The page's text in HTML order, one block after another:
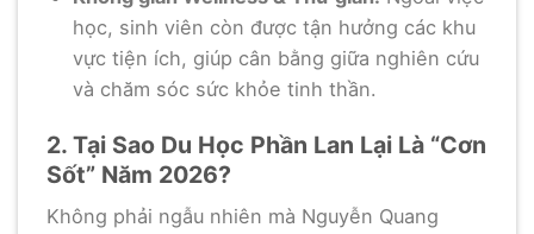
học, sinh viên còn được tận hưởng các khu
vực tiện ích, giúp cân bằng giữa nghiên cứu
và chăm sóc sức khỏe tinh thần.
2. Tại Sao Du Học Phần Lan Lại Là “Cơn
Sốt” Năm 2026?
Không phải ngẫu nhiên mà Nguyễn Quang